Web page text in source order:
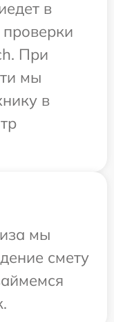
в
При
мы
в
мы
смету